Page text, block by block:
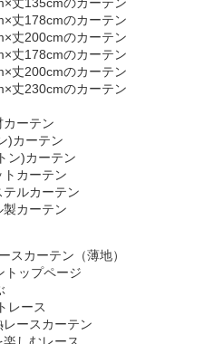
丈135cmのカーテン
丈178cmのカーテン
丈200cmのカーテン
丈178cmのカーテン
丈200cmのカーテン
丈230cmのカーテン
カーテン
)カーテン
ン)カーテン
カーテン
テルカーテン
製カーテン
スカーテン（薄地）
トップページ
レース
レースカーテン